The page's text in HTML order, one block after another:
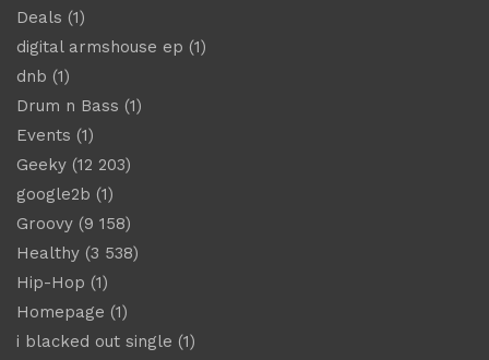
Deals (1)
digital armshouse ep (1)
dnb (1)
Drum n Bass (1)
Events (1)
Geeky (12 203)
google2b (1)
Groovy (9 158)
Healthy (3 538)
Hip-Hop (1)
Homepage (1)
i blacked out single (1)